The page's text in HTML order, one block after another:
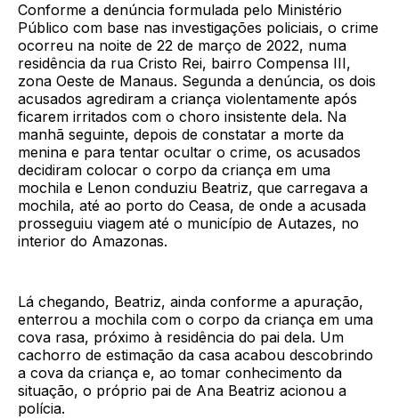
Conforme a denúncia formulada pelo Ministério
Público com base nas investigações policiais, o crime
ocorreu na noite de 22 de março de 2022, numa
residência da rua Cristo Rei, bairro Compensa III,
zona Oeste de Manaus. Segunda a denúncia, os dois
acusados agrediram a criança violentamente após
ficarem irritados com o choro insistente dela. Na
manhã seguinte, depois de constatar a morte da
menina e para tentar ocultar o crime, os acusados
decidiram colocar o corpo da criança em uma
mochila e Lenon conduziu Beatriz, que carregava a
mochila, até ao porto do Ceasa, de onde a acusada
prosseguiu viagem até o município de Autazes, no
interior do Amazonas.
Lá chegando, Beatriz, ainda conforme a apuração,
enterrou a mochila com o corpo da criança em uma
cova rasa, próximo à residência do pai dela. Um
cachorro de estimação da casa acabou descobrindo
a cova da criança e, ao tomar conhecimento da
situação, o próprio pai de Ana Beatriz acionou a
polícia.